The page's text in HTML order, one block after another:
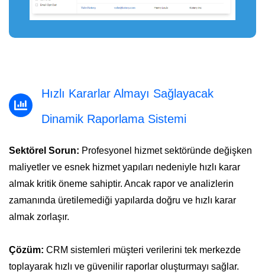
Hızlı Kararlar Almayı Sağlayacak
Dinamik Raporlama Sistemi
Sektörel Sorun: Profesyonel hizmet sektöründe değişken
maliyetler ve esnek hizmet yapıları nedeniyle hızlı karar
almak kritik öneme sahiptir. Ancak rapor ve analizlerin
zamanında üretilemediği yapılarda doğru ve hızlı karar
almak zorlaşır.
Çözüm: CRM sistemleri müşteri verilerini tek merkezde
toplayarak hızlı ve güvenilir raporlar oluşturmayı sağlar.